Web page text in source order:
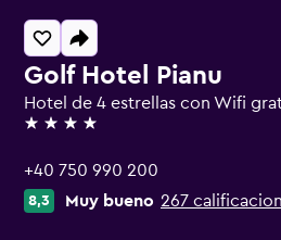
Golf Hotel Pianu
Hotel de 4 estrellas con Wifi
4 estrellas
+40 750 990 200
8,3 Muy bueno 267